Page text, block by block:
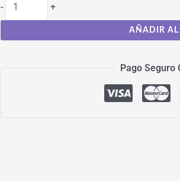
- +
AÑADIR AL
Pago Seguro